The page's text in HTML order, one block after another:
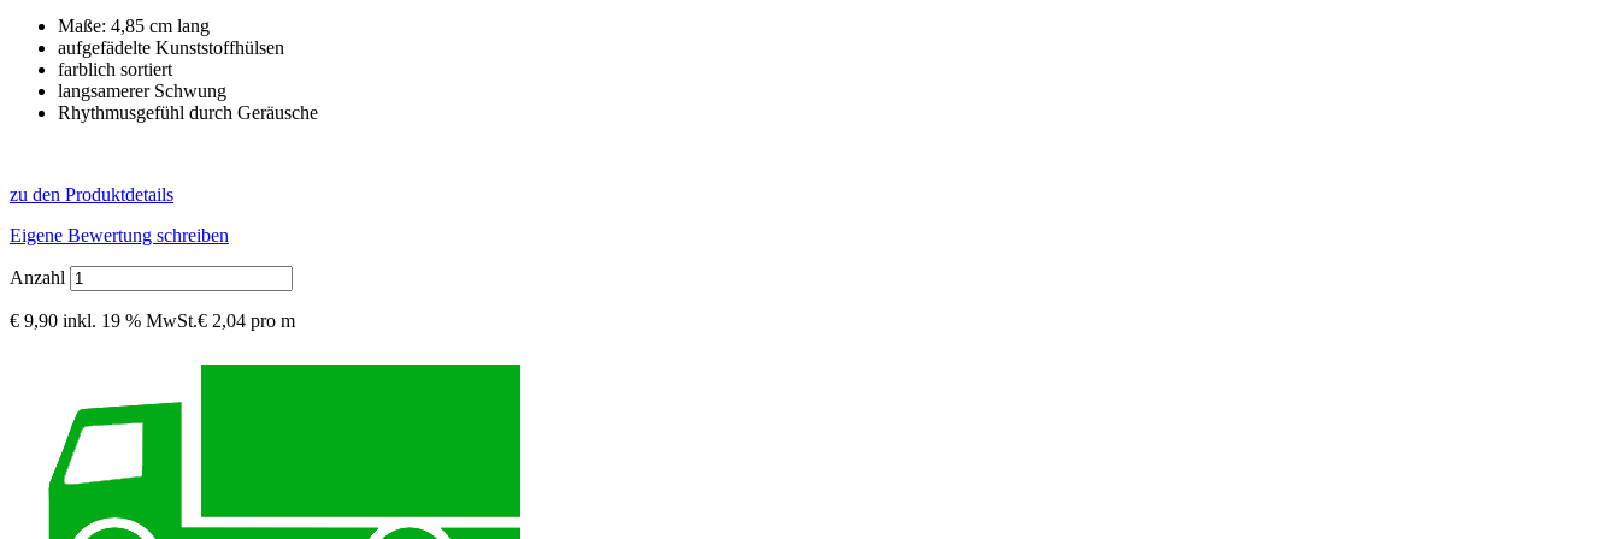
Maße: 4,85 cm lang
aufgefädelte Kunststoffhülsen
farblich sortiert
langsamerer Schwung
Rhythmusgefühl durch Geräusche
zu den Produktdetails
Eigene Bewertung schreiben
Anzahl
€ 9,90 inkl. 19 % MwSt.€ 2,04 pro m